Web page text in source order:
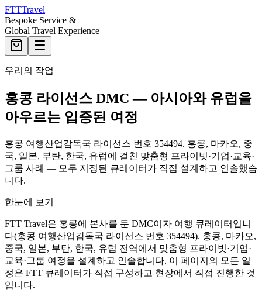
FTTTravel
Bespoke Service &
Global Travel Experience
우리의 작업
홍콩 라이선스 DMC — 아시아와 유럽을
아우르는 입증된 여정
홍콩 여행산업감독국 라이선스 번호 354494. 홍콩, 마카오, 중
국, 일본, 부탄, 한국, 유럽에 걸친 맞춤형 프라이빗·기업·교육·
그룹 사례 — 모두 지정된 큐레이터가 직접 설계하고 인솔했습
니다.
한눈에 보기
FTT Travel은 홍콩에 본사를 둔 DMC이자 여행 큐레이터입니
다(홍콩 여행산업감독국 라이선스 번호 354494). 홍콩, 마카오,
중국, 일본, 부탄, 한국, 유럽 전역에서 맞춤형 프라이빗·기업·
교육·그룹 여정을 설계하고 인솔합니다. 이 페이지의 모든 일
정은 FTT 큐레이터가 직접 구성하고 현장에서 직접 진행한 것
입니다.